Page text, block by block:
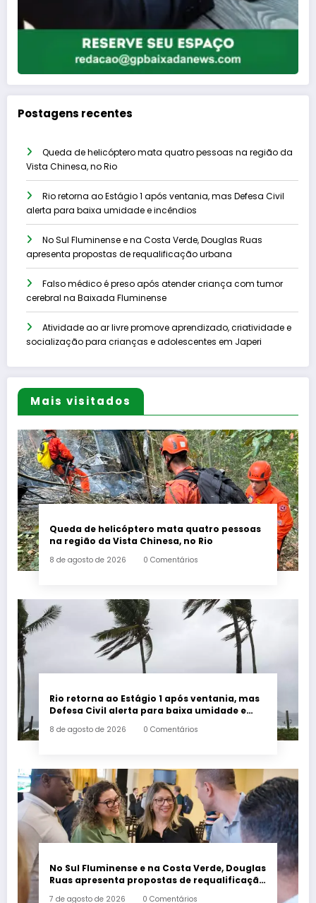
Postagens recentes
Queda de helicóptero mata quatro pessoas na região da
Vista Chinesa, no Rio
Rio retorna ao Estágio 1 após ventania, mas Defesa Civil
alerta para baixa umidade e incêndios
No Sul Fluminense e na Costa Verde, Douglas Ruas
apresenta propostas de requalificação urbana
Falso médico é preso após atender criança com tumor
cerebral na Baixada Fluminense
Atividade ao ar livre promove aprendizado, criatividade e
socialização para crianças e adolescentes em Japeri
Mais visitados
Queda de helicóptero mata quatro pessoas
na região da Vista Chinesa, no Rio
8 de agosto de 2026 0 Comentários
Rio retorna ao Estágio 1 após ventania, mas
Defesa Civil alerta para baixa umidade e
8 de agosto de 2026 0 Comentários
No Sul Fluminense e na Costa Verde, Douglas
Ruas apresenta propostas de requalificação
7 de agosto de 2026 0 Comentários